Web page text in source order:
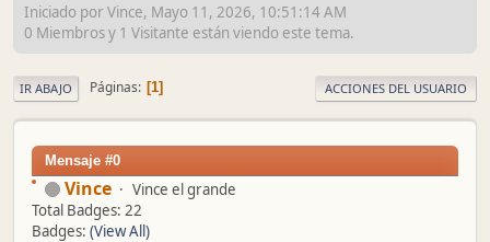
Iniciado por Vince, Mayo 11, 2026, 10:51:14 AM
0 Miembros y 1 Visitante están viendo este tema.
IR ABAJO Páginas 1 ACCIONES DEL USUARIO
Mensaje #0
Vince
Vince el grande
Total Badges: 22
Badges: (View All)